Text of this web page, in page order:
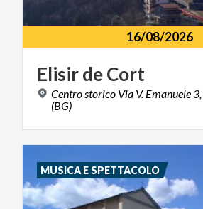
16/08/2026
ElisirdeCort
Centro storico Via V. Emanuele
(BG)
MUSICA E SPETTACOLO